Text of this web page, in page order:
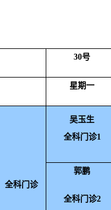
30号
星期一
全科门诊
吴玉生
全科门诊1
郭鹏
全科门诊2